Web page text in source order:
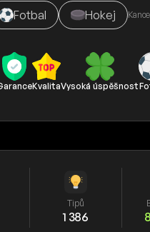
Fotbal Hokej
KvalitaVysoká úspěšnost
Tipů
1 386